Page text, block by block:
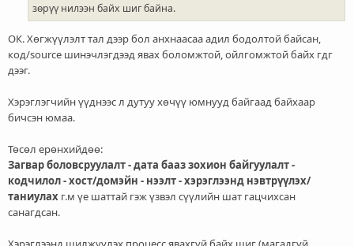
зөрүү нилээн байх шиг байна.
ОК. Хөгжүүлэлт тал дээр бол анхнаасаа адил бодолтой байсан,
код/source шинэчлэгдээд явах боломжтой, ойлгомжтой байх гдг
дээг.
Хэрэглэгчийн үүднээс л дутуу хөчүү юмнууд байгаад байхаар
бичсэн юмаа.
Төсөл ерөнхийдөө:
Загвар боловсруулалт - дата бааз зохион байгуулалт -
кодчилол - хост/домэйн - нээлт - хэрэглээнд нэвтрүүлэх/
таниулах г.м үе шаттай гэж үзвэл сүүлийн шат гацчихсан
санагдсан.